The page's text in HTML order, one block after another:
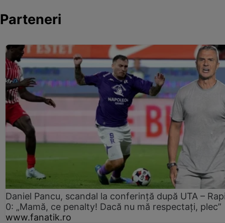
Parteneri
Daniel Pancu, scandal la conferință după UTA –
0: „Mamă, ce penalty! Dacă nu mă respectați, plec”
www.fanatik.ro